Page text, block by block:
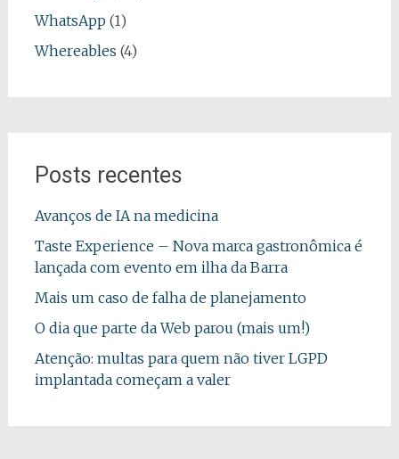
WhatsApp (1)
Whereables (4)
Posts recentes
Avanços de IA na medicina
Taste Experience – Nova marca gastronômica é
lançada com evento em ilha da Barra
Mais um caso de falha de planejamento
O dia que parte da Web parou (mais um!)
Atenção: multas para quem não tiver LGPD
implantada começam a valer